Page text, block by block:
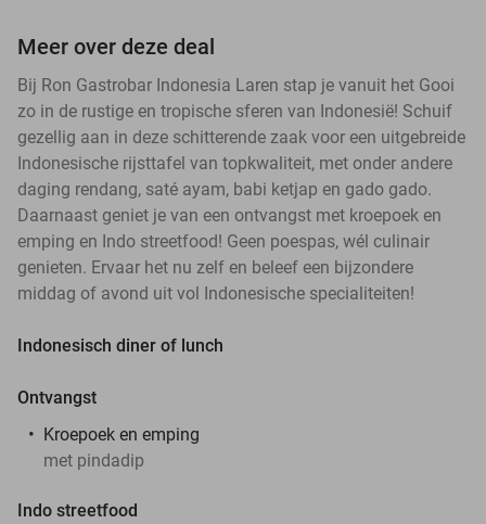
Meer over deze deal
Bij Ron Gastrobar Indonesia Laren stap je vanuit het Gooi
zo in de rustige en tropische sferen van Indonesië! Schuif
gezellig aan in deze schitterende zaak voor een uitgebreide
Indonesische rijsttafel van topkwaliteit, met onder andere
daging rendang, saté ayam, babi ketjap en gado gado.
Daarnaast geniet je van een ontvangst met kroepoek en
emping en Indo streetfood! Geen poespas, wél culinair
genieten. Ervaar het nu zelf en beleef een bijzondere
middag of avond uit vol Indonesische specialiteiten!
Indonesisch diner of lunch
Ontvangst
Kroepoek en emping
met pindadip
Indo streetfood